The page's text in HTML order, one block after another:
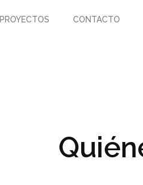
PROYECTOS CONTACTO